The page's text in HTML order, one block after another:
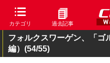
カテゴリ 過去記事
フォルクスワーゲン、「ゴ
編） (54/55)